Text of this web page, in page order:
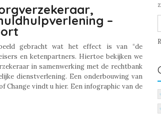
–
gebracht wat het effect is van “de
en ketenpartners. Hiertoe bekijken we
in samenwerking met de rechtbank
dienstverlening. Een onderbouwing van
Change vindt u hier. Een infographic van de